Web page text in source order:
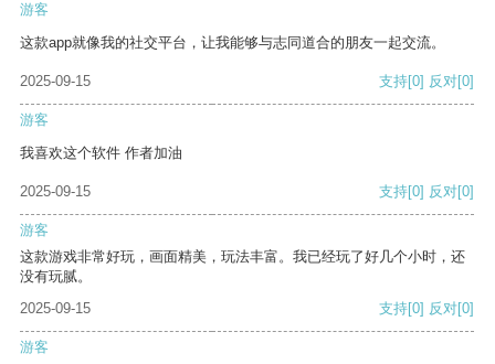
游客
这款app就像我的社交平台，让我能够与志同道合的朋友一起交流。
2025-09-15 支持[0] 反对[0]
游客
我喜欢这个软件 作者加油
2025-09-15 支持[0] 反对[0]
游客
这款游戏非常好玩，画面精美，玩法丰富。我已经玩了好几个小时，还
没有玩腻。
2025-09-15
支持[0] 反对[0]
游客